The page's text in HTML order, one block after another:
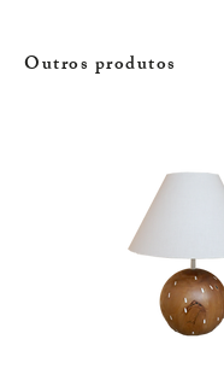
Outros produtos